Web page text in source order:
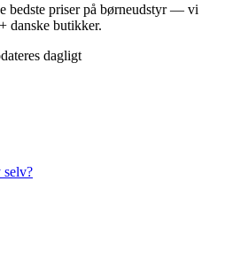
bedste priser på børneudstyr — vi
danske butikker.
dagligt
selv?